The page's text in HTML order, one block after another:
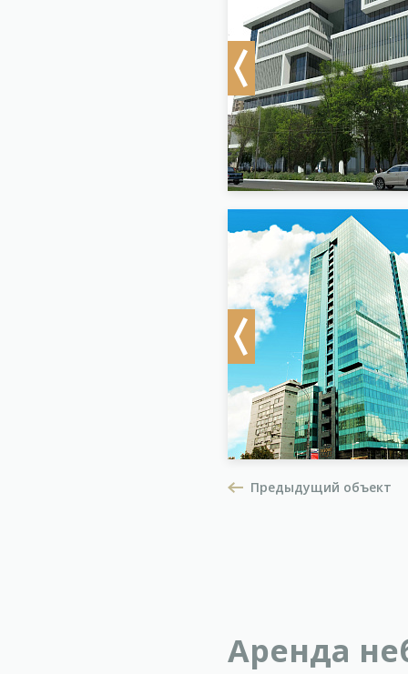
Previous
Previous
Предыдущий объект
Аренда